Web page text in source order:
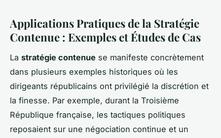
Applications Pratiques de la Stratégie
Contenue : Exemples et Études de Cas
La stratégie contenue se manifeste concrètement
dans plusieurs exemples historiques où les
dirigeants républicains ont privilégié la discrétion et
la finesse. Par exemple, durant la Troisième
République française, les tactiques politiques
reposaient sur une négociation continue et un